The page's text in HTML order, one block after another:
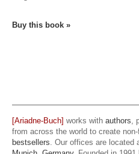
Buy this book »
[Ariadne-Buch] works with authors,
from across the world to create
bestsellers. Our offices are located